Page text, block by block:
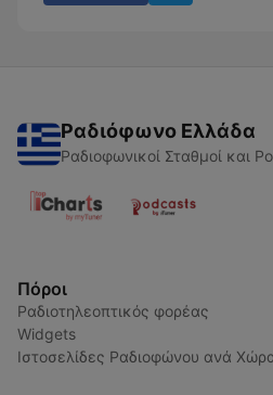
Ραδιόφωνο Ελλάδα
Ραδιοφωνικοί Σταθμοί και
Πόροι
Ραδιοτηλεοπτικός φορέας
Widgets
Ιστοσελίδες Ραδιοφώνου ανά